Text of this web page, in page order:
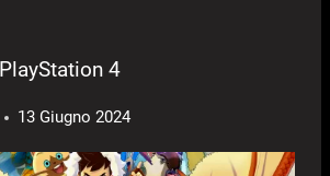
4
13 Giugno 2024